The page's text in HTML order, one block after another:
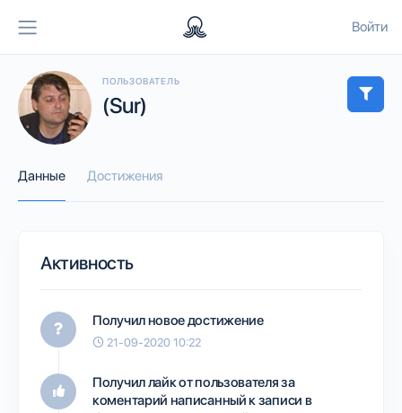
Войти
ПОЛЬЗОВАТЕЛЬ
(Sur)
Данные Достижения
Активность
Получил новое достижение
21-09-2020 10:22
Получил лайк от пользователяза
коментарий написанный к записи в